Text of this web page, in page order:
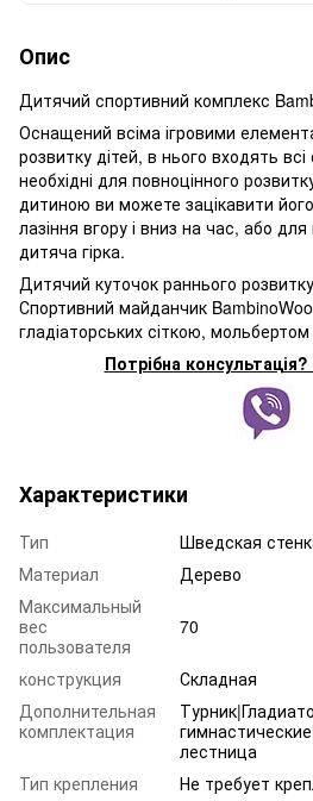
Опис
Дитячий спортивний комплекс
Оснащений всіма ігровими
розвитку дітей, в нього входять
необхідні для повноцінного
дитиною ви можете зацікавити
лазіння вгору і вниз на час, або
дитяча гірка.
Дитячий куточок раннього
Спортивний майданчик
гладіаторських сіткою, мольбертом
Потрібна
Характеристики
Тип
Шведская
Материал
Дерево
Максимальный
вес
пользователя
70
конструкция
Складная
Дополнительная
комплектация
лестница
Тип крепления
Не требует